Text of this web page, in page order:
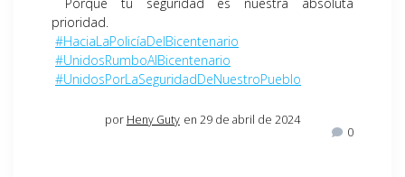
Porque tu seguridad es nuestra absoluta
prioridad.
#HaciaLaPolicíaDelBicentenario
#UnidosRumboAlBicentenario
#UnidosPorLaSeguridadDeNuestroPueblo
por Heny Guty en 29 de abril de 2024
0